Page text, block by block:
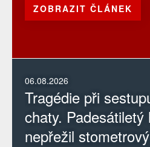
06.08.2026
Tragédie při
chaty. Padesátiletý
nepřežil
ZOBRAZIT ČLÁNEK